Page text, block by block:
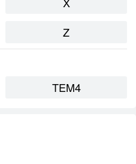
Z
TEM4